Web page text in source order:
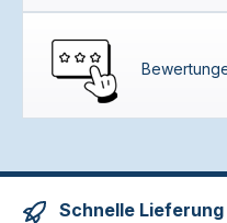
Schnelle